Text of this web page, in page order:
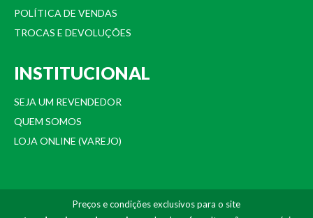
POLÍTICA DE VENDAS
TROCAS E DEVOLUÇÕES
INSTITUCIONAL
SEJA UM REVENDEDOR
QUEM SOMOS
LOJA ONLINE (VAREJO)
Preços e condições exclusivos para o site